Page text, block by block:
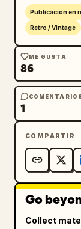
Publicación en
Retro / Vintage
ME GUSTA
86
1
COMPARTIR
Go
Collect